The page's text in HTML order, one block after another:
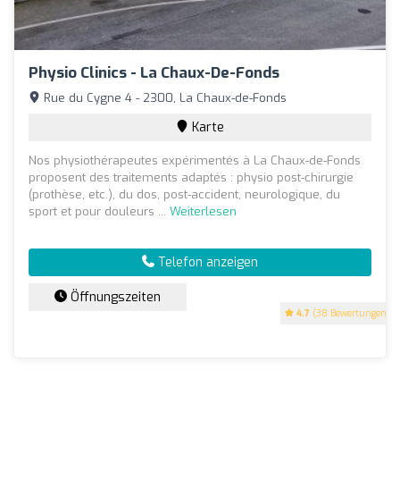
Physio Clinics - La Chaux-De-Fonds
4.7 (38 Bewertungen)
Rue du Cygne 4 - 2300, La Chaux-de-Fonds
Karte
Nos physiothérapeutes expérimentés à La Chaux-de-Fonds
proposent des traitements adaptés : physio post-chirurgie
(prothèse, etc.), du dos, post-accident, neurologique, du
sport et pour douleurs ... Weiterlesen
Telefon anzeigen
Öffnungszeiten